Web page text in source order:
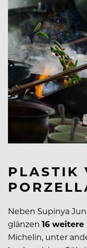
PLASTIK
Neben Supinya
glänzen 16
Michelin, unter